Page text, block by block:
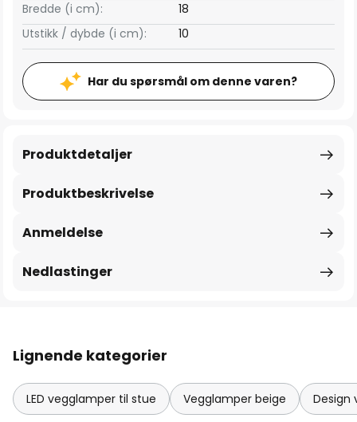
Bredde (i cm): 18
Utstikk / dybde (i cm): 10
Har du spørsmål om denne varen?
Produktbeskrivelse
Produktdetaljer
Anmeldelse
Nedlastinger
Lignende kategorier
LED vegglamper til stue Vegglamper beige Design